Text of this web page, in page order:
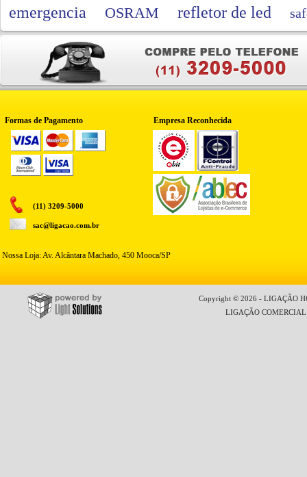
emergencia OSRAM refletor de led
Formas de Pagamento Empresa Reconhecida
(11) 3209-5000
sac@ligacao.com.br
Nossa Loja: Av. Alcântara Machado, 450 Mooca/SP
Copyright © 2026 - LIGAÇÃO
LIGAÇÃO